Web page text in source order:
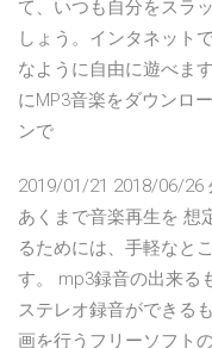
て、いつも自分をスラ
しょう。インタネット
なように自由に遊べま
にMP3音楽をダウンロ
ンで
2019/01/21 2018/06/26
あくまで音楽再生を 想
るためには、手軽なと
す。 mp3録音の出来る
ステレオ録音ができる
画を行うフリーソフト